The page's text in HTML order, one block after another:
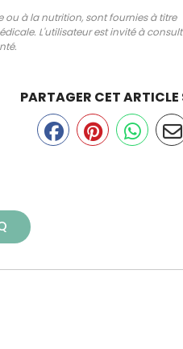
ou à la nutrition, sont fournies à titre
L'utilisateur est invité à
PARTAGER CET ARTICLE